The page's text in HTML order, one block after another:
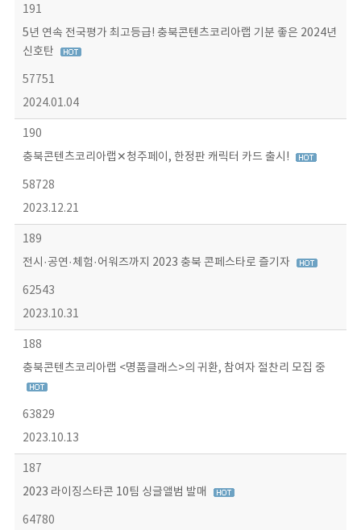
191
5년 연속 전국평가 최고등급! 충북콘텐츠코리아랩 기분 좋은 2024년
신호탄
57751
2024.01.04
190
충북콘텐츠코리아랩✕청주페이, 한정판 캐릭터 카드 출시!
58728
2023.12.21
189
전시·공연·체험·어워즈까지 2023 충북 콘페스타로 즐기자
62543
2023.10.31
188
충북콘텐츠코리아랩 <명품클래스>의 귀환, 참여자 절찬리 모집 중
63829
2023.10.13
187
2023 라이징스타콘 10팀 싱글앨범 발매
64780